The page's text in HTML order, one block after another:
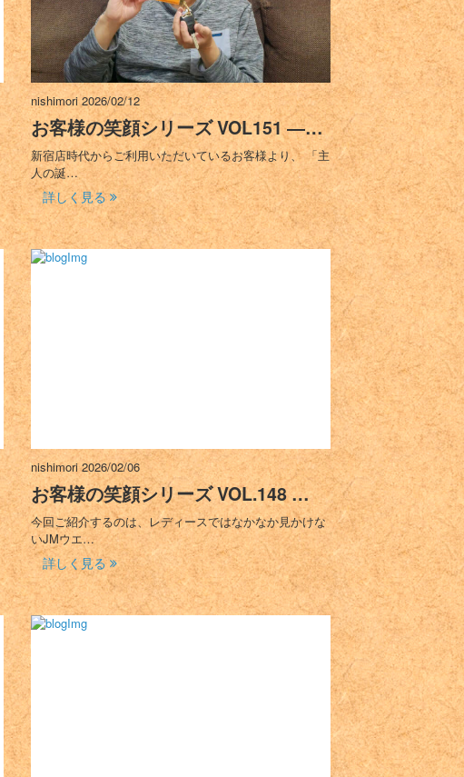
nishimori2026/02/12
お客様の笑顔シリーズ VOL151 ―…
新宿店時代からご利用いただいているお客様より、 「主
人の誕…
詳しく見る
nishimori2026/02/06
お客様の笑顔シリーズ VOL.148 …
今回ご紹介するのは、レディースではなかなか見かけな
いJMウエ…
詳しく見る